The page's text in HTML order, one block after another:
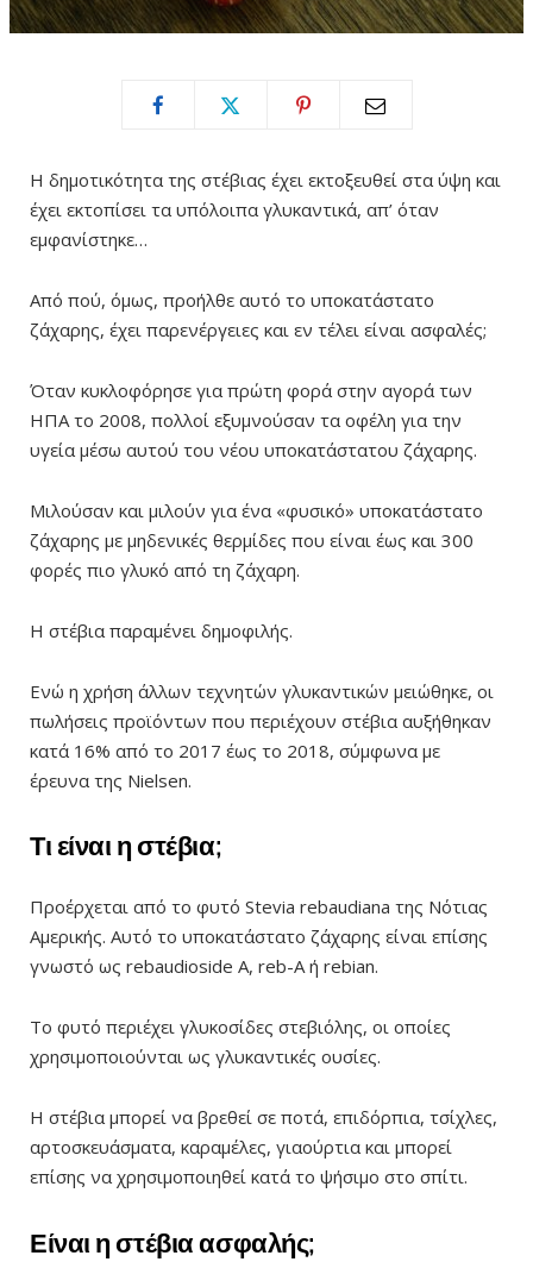
Η δημοτικότητα της στέβιας έχει εκτοξευθεί στα ύψη και
έχει εκτοπίσει τα υπόλοιπα γλυκαντικά, απ’ όταν
εμφανίστηκε…
Από πού, όμως, προήλθε αυτό το υποκατάστατο
ζάχαρης, έχει παρενέργειες και εν τέλει είναι ασφαλές;
Όταν κυκλοφόρησε για πρώτη φορά στην αγορά των
ΗΠΑ το 2008, πολλοί εξυμνούσαν τα οφέλη για την
υγεία μέσω αυτού του νέου υποκατάστατου ζάχαρης.
Μιλούσαν και μιλούν για ένα «φυσικό» υποκατάστατο
ζάχαρης με μηδενικές θερμίδες που είναι έως και 300
φορές πιο γλυκό από τη ζάχαρη.
Η στέβια παραμένει δημοφιλής.
Ενώ η χρήση άλλων τεχνητών γλυκαντικών μειώθηκε, οι
πωλήσεις προϊόντων που περιέχουν στέβια αυξήθηκαν
κατά 16% από το 2017 έως το 2018, σύμφωνα με
έρευνα της Nielsen.
Τι είναι η στέβια;
Προέρχεται από το φυτό Stevia rebaudiana της Νότιας
Αμερικής. Αυτό το υποκατάστατο ζάχαρης είναι επίσης
γνωστό ως rebaudioside A, reb-A ή rebian.
Το φυτό περιέχει γλυκοσίδες στεβιόλης, οι οποίες
χρησιμοποιούνται ως γλυκαντικές ουσίες.
Η στέβια μπορεί να βρεθεί σε ποτά, επιδόρπια, τσίχλες,
αρτοσκευάσματα, καραμέλες, γιαούρτια και μπορεί
επίσης να χρησιμοποιηθεί κατά το ψήσιμο στο σπίτι.
Είναι ηστέβιαασφαλής;